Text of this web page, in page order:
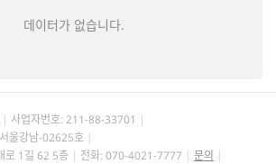
데이터가 없습니다.
사업자번호: 211-88-33701
울강남-02625호
로 1길 62 5층
전화: 070-4021-7777
문의